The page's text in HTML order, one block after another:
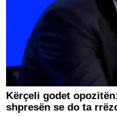
Kërçeli godet
shpresën se do ta